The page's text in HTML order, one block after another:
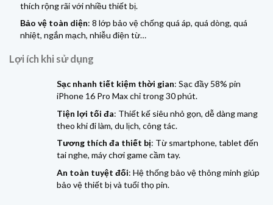
thích rộng rãi với nhiều thiết bị.
Bảo vệ toàn diện: 8 lớp bảo vệ chống quá áp, quá dòng, quá
nhiệt, ngắn mạch, nhiễu điện từ…
Lợi ích khi sử dụng
Sạc nhanh tiết kiệm thời gian: Sạc đầy 58% pin
iPhone 16 Pro Max chỉ trong 30 phút.
Tiện lợi tối đa: Thiết kế siêu nhỏ gọn, dễ dàng mang
theo khi đi làm, du lịch, công tác.
Tương thích đa thiết bị: Từ smartphone, tablet đến
tai nghe, máy chơi game cầm tay.
An toàn tuyệt đối: Hệ thống bảo vệ thông minh giúp
bảo vệ thiết bị và tuổi thọ pin.